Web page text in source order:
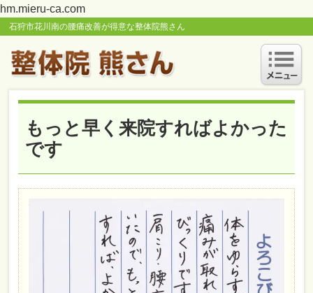
hm.mieru-ca.com
石狩市花川南の腰痛改善が得意な整体院熊さん
もっと早く来院すればよかった
です